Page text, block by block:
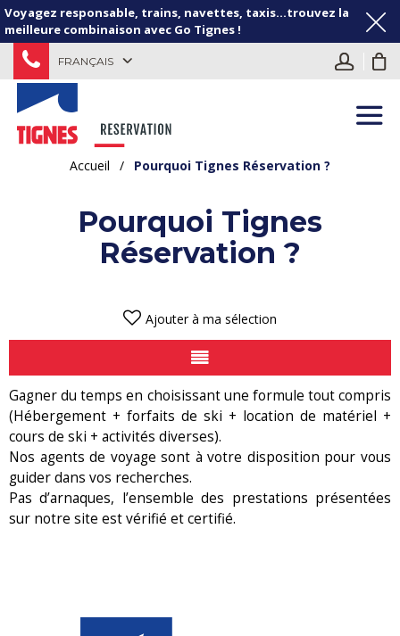
Voyagez responsable, trains, navettes, taxis...trouvez la
meilleure combinaison avec Go Tignes !
FRANÇAIS
Accueil / Pourquoi Tignes Réservation ?
Pourquoi Tignes
Réservation ?
Ajouter à ma sélection
Gagner du temps en choisissant une formule tout compris
(Hébergement + forfaits de ski + location de matériel +
cours de ski + activités diverses).
Nos agents de voyage sont à votre disposition pour vous
guider dans vos recherches.
Pas d’arnaques, l’ensemble des prestations présentées
sur notre site est vérifié et certifié.